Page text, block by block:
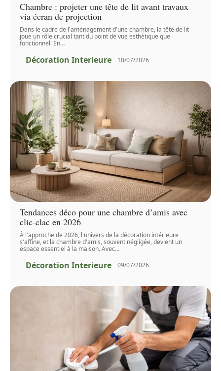
Chambre : projeter une tête de lit avant travaux
via écran de projection
Dans le cadre de l'aménagement d'une chambre, la tête de lit
joue un rôle crucial tant du point de vue esthétique que
fonctionnel. En…
Décoration Interieure 10/07/2026
Tendances déco pour une chambre d’amis avec
clic-clac en 2026
À l'approche de 2026, l'univers de la décoration intérieure
s'affine, et la chambre d'amis, souvent négligée, devient un
espace essentiel à la maison. Avec…
Décoration Interieure 09/07/2026